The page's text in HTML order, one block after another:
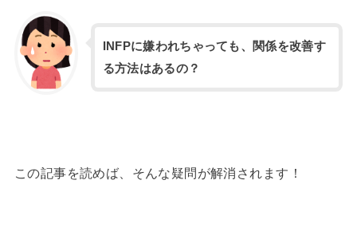
INFPに嫌われちゃっても、関係を改善す
る方法はあるの？
この記事を読めば、そんな疑問が解消されます！